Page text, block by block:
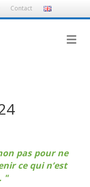
Contact
pas pour ne
ce qui n’est